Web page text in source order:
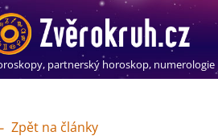
partnerský horoskop, numerologie
Zpět na články